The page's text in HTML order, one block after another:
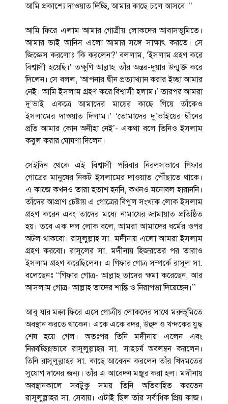
আমি প্রকাশ্যে দাওয়াত দিচ্ছি, আমার কাছে চলে আসবে।’’
আমি ফিরে এলাম আমার গোত্রীয় লোকদের আবাসভূমিতে।
আমার ভাই আনিস এলো আমার সঙ্গে সাক্ষাৎ করতে। সে
জিজ্ঞেস করলোঃ ‘কি করলেন?’ বললাম, ‘ইসলাম গ্রহণ করে
বিশ্বাসী হয়েছি।’ তক্ষুণি আল্লাহ তাঁর অন্তর-দুয়ার উন্মুক্ত করে
দিলেন। সে বলল, ‘আপনার দ্বীন প্রত্যাখ্যান করার ইচ্ছা আমার
নেই। আমি ইসলাম গ্রহণ করে বিশ্বাসী হলাম।’ তারপর আমরা
দু’ভাই একত্রে আমাদের মায়ের কাছে গিয়ে তাঁকেও
ইসলামের দাওয়াত দিলাম।’ ‘তোমাদের দু’ভাইয়ের দ্বীনের
প্রতি আমার কোন অনীহা নেই’- একথা বলে তিনিও ইসলাম
কবুল করার ঘোষণা দিলেন।
সেইদিন থেকে এই বিশ্বাসী পরিবার নিরলসভাবে গিফার
গোত্রের মানুষের নিকট ইসলামের দাওয়াত পৌঁছাতে থাকে।
এ কাজে কখনও তারা হতাশ হননি, কখনও মনোবল হারাননি।
তাঁদের আপ্রাণ চেষ্টায় এ গোত্রের বিপুল সংখ্যক লোক ইসলাম
গ্রহণ করেন এবং তাদের মধ্যে নামাযের জামায়াত প্রতিষ্ঠিত
হয়। তবে এক দল লোক বলে, আমরা আমাদের ধর্মের ওপর
অটল থাকবো। রাসূলুল্লাহ সা. মদীনায় এলো আমরা ইসলাম
গ্রহণ করবো। রাসূলের সা. মদীনায় হিজরতের পর তারাও
ইসলাম গ্রহণ করেছিলেন। এ গিফার গোত্র সম্পর্কে রাসূল সা.
বলেছেনঃ ‘‘গিফার গোত্র- আল্লাহ তাদের ক্ষমা করেছেন, আর
আসলাম গোত্র- আল্লাহ তাদের শান্তি ও নিরাপত্তা দিয়েছেন।’’
আবু যার মক্কা ফিরে এসে গোত্রীয় লোকদের সাথে মরুভূমিতে
অবস্থান করতে থাকেন। একে একে বদর, উহুদ ও খন্দকের যুদ্ধ
শেষ হয়ে গেল। অতঃপর তিনি মদীনায় এলেন এবং
নিরবচ্ছিন্নভাবে রাসূলুল্লাহর সা. সাহচর্য অবলম্বন করলেন।
তিনি রাসূলুল্লাহর সা. কাছে আবেদন করলেন তাঁর খিদমতের
সুযোগ দানের জন্য। তাঁর এ আবেদন মঞ্জুর করা হল। মদীনায়
অবস্থানকালে সবটুকু সময় তিনি অতিবাহিত করতেন
রাসূলুল্লাহর সা. সেবায়। এটাই ছিল তাঁর সর্বাধিক প্রিয় কাজ।